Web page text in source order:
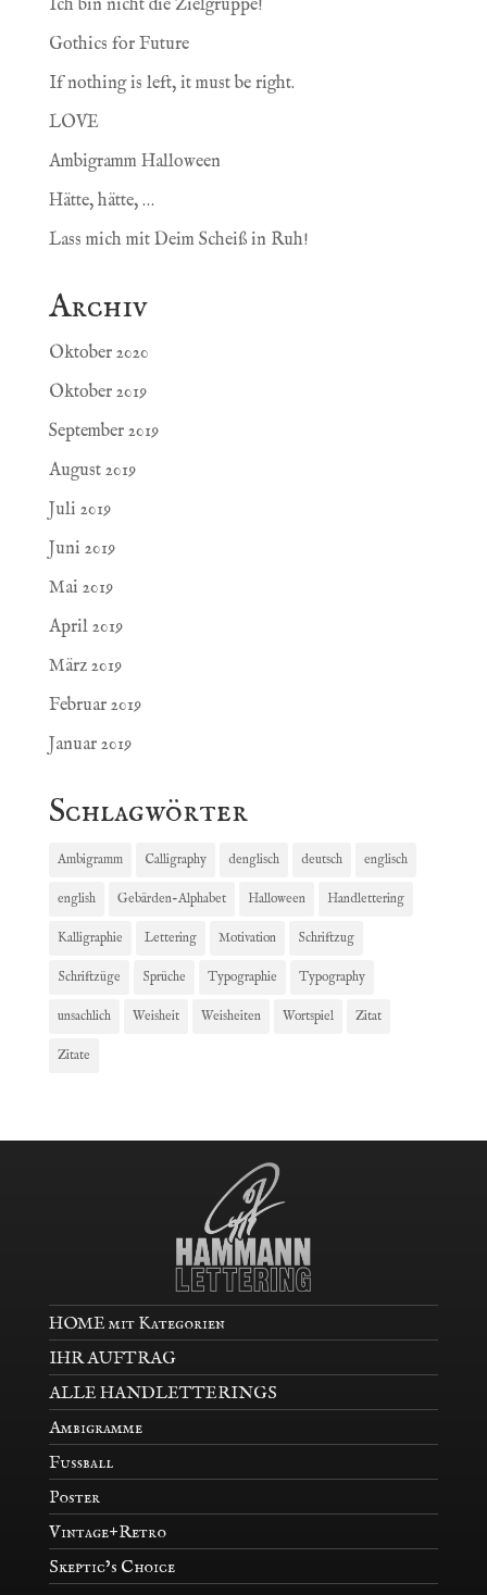
Ich bin nicht die Zielgruppe!
Gothics for Future
If nothing is left, it must be right.
LOVE
Ambigramm Halloween
Hätte, hätte, …
Lass mich mit Deim Scheiß in Ruh!
Archiv
Oktober 2020
Oktober 2019
September 2019
August 2019
Juli 2019
Juni 2019
Mai 2019
April 2019
März 2019
Februar 2019
Januar 2019
Schlagwörter
Ambigramm Calligraphy denglisch deutsch englisch
english Gebärden-Alphabet Halloween Handlettering
Kalligraphie Lettering Motivation Schriftzug
Schriftzüge Sprüche Typographie Typography
unsachlich Weisheit Weisheiten Wortspiel Zitat
Zitate
HOME mit Kategorien
IHR AUFTRAG
ALLE HANDLETTERINGS
Ambigramme
Fußball
Poster
Vintage+Retro
Skeptic’s Choice